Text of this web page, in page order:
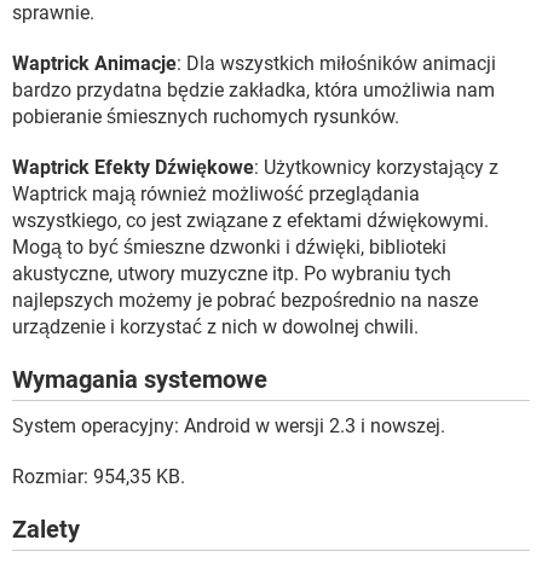
sprawnie.
Waptrick Animacje: Dla wszystkich miłośników animacji
bardzo przydatna będzie zakładka, która umożliwia nam
pobieranie śmiesznych ruchomych rysunków.
Waptrick Efekty Dźwiękowe: Użytkownicy korzystający z
Waptrick mają również możliwość przeglądania
wszystkiego, co jest związane z efektami dźwiękowymi.
Mogą to być śmieszne dzwonki i dźwięki, biblioteki
akustyczne, utwory muzyczne itp. Po wybraniu tych
najlepszych możemy je pobrać bezpośrednio na nasze
urządzenie i korzystać z nich w dowolnej chwili.
Wymagania systemowe
System operacyjny: Android w wersji 2.3 i nowszej.
Rozmiar: 954,35 KB.
Zalety